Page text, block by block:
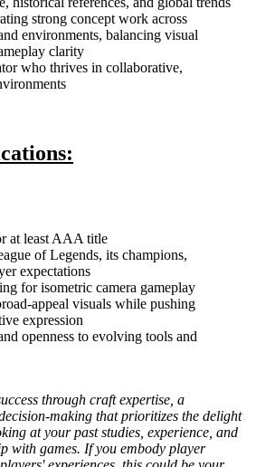
strong concept work across
environments, balancing visual
clarity
who thrives in collaborative,
at least AAA title
of Legends, its champions,
expectations
for isometric camera gameplay
appeal visuals while pushing
expression
openness to evolving tools and
through craft expertise, a
making that prioritizes the delight
at your past studies, experience, and
with games. If you embody player